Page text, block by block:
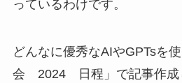
っているわけです。
どんなに優秀なAIやGPTsを
会 2024 日程」で記事作成